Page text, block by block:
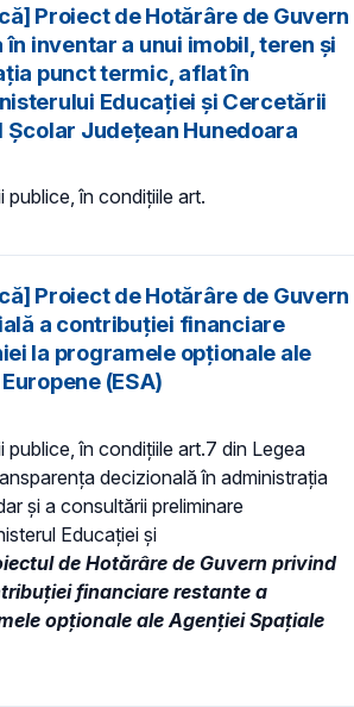
Proiect de Hotărâre de Guvern
inventar a unui imobil, teren și
punct termic, aflat în
Educației și Cercetării
Judeţean Hunedoara
în condiţiile art.
Proiect de Hotărâre de Guvern
a contribuţiei financiare
la programele opționale ale
(ESA)
în condiţiile art.7 din Legea
decizională în administraţia
și a consultării preliminare
Educaţiei și
deHotărâre de Guvern privind
financiare restante a
opționale ale Agenţiei Spaţiale